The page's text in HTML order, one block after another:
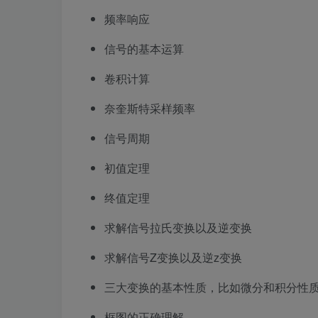
频率响应
信号的基本运算
卷积计算
奈奎斯特采样频率
信号周期
初值定理
终值定理
求解信号拉氏变换以及逆变换
求解信号Z变换以及逆z变换
三大变换的基本性质，比如微分和积分性